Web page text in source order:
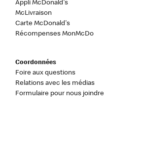
Appli McDonald's
McLivraison
Carte McDonald's
Récompenses MonMcDo
Coordonnées
Foire aux questions
Relations avec les médias
Formulaire pour nous joindre